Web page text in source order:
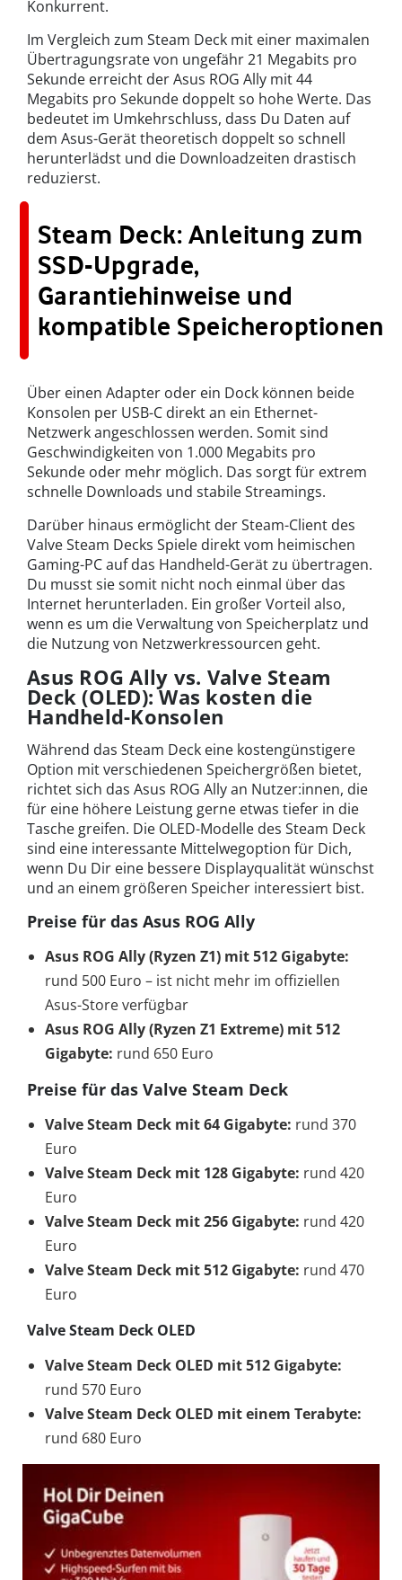
Konkurrent.
Im Vergleich zum Steam Deck mit einer maximalen
Übertragungsrate von ungefähr 21 Megabits pro
Sekunde erreicht der Asus ROG Ally mit 44
Megabits pro Sekunde doppelt so hohe Werte. Das
bedeutet im Umkehrschluss, dass Du Daten auf
dem Asus-Gerät theoretisch doppelt so schnell
herunterlädst und die Downloadzeiten drastisch
reduzierst.
Steam Deck: Anleitung zum
SSD-Upgrade,
Garantiehinweise und
kompatible Speicheroptionen
Über einen Adapter oder ein Dock können beide
Konsolen per USB-C direkt an ein Ethernet-
Netzwerk angeschlossen werden. Somit sind
Geschwindigkeiten von 1.000 Megabits pro
Sekunde oder mehr möglich. Das sorgt für extrem
schnelle Downloads und stabile Streamings.
Darüber hinaus ermöglicht der Steam-Client des
Valve Steam Decks Spiele direkt vom heimischen
Gaming-PC auf das Handheld-Gerät zu übertragen.
Du musst sie somit nicht noch einmal über das
Internet herunterladen. Ein großer Vorteil also,
wenn es um die Verwaltung von Speicherplatz und
die Nutzung von Netzwerkressourcen geht.
Asus ROG Ally vs. Valve Steam
Deck (OLED): Was kosten die
Handheld-Konsolen
Während das Steam Deck eine kostengünstigere
Option mit verschiedenen Speichergrößen bietet,
richtet sich das Asus ROG Ally an Nutzer:innen, die
für eine höhere Leistung gerne etwas tiefer in die
Tasche greifen. Die OLED-Modelle des Steam Deck
sind eine interessante Mittelwegoption für Dich,
wenn Du Dir eine bessere Displayqualität wünschst
und an einem größeren Speicher interessiert bist.
Preise für das Asus ROG Ally
Asus ROG Ally (Ryzen Z1) mit 512 Gigabyte:
rund 500 Euro – ist nicht mehr im offiziellen
Asus-Store verfügbar
Asus ROG Ally (Ryzen Z1 Extreme) mit 512
Gigabyte: rund 650 Euro
Preise für das Valve Steam Deck
Valve Steam Deck mit 64 Gigabyte: rund 370
Euro
Valve Steam Deck mit 128 Gigabyte: rund 420
Euro
Valve Steam Deck mit 256 Gigabyte: rund 420
Euro
Valve Steam Deck mit 512 Gigabyte: rund 470
Euro
Valve Steam Deck OLED
Valve Steam Deck OLED mit 512 Gigabyte:
rund 570 Euro
Valve Steam Deck OLED mit einem Terabyte:
rund 680 Euro